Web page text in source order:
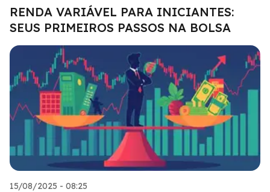
RENDA VARIÁVEL PARA INICIANTES:
SEUS PRIMEIROS PASSOS NA BOLSA
15/08/2025 - 08:25